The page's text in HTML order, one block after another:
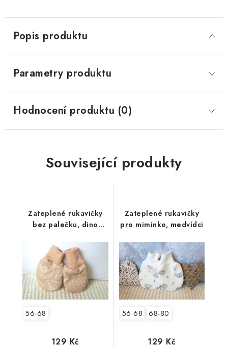
Popis produktu
Parametry produktu
Hodnocení produktu (0)
Související produkty
Zateplené rukavičky
bez palečku, dino
56-68
129 Kč
Zateplené rukavičky
pro miminko, medvídci
56-68 68-80
129 Kč